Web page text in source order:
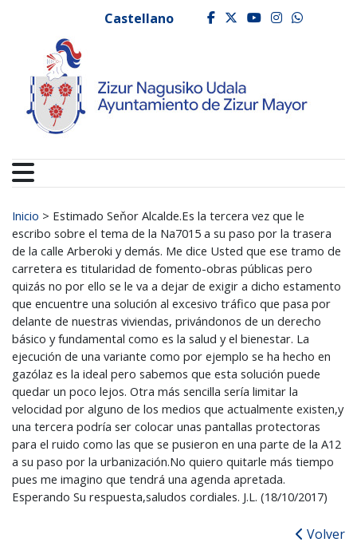
Ayuntamiento de
Castellano facebook
twitter
youtube
Buscar:
Inicio > Estimado Seňor Alcalde.Es la tercera vez que le
escribo sobre el tema de la Na7015 a su paso por la trasera
de la calle Arberoki y demás. Me dice Usted que ese tramo de
carretera es titularidad de fomento-obras públicas pero
quizás no por ello se le va a dejar de exigir a dicho estamento
que encuentre una solución al excesivo tráfico que pasa por
delante de nuestras viviendas, privándonos de un derecho
básico y fundamental como es la salud y el bienestar. La
ejecución de una variante como por ejemplo se ha hecho en
gazólaz es la ideal pero sabemos que esta solución puede
quedar un poco lejos. Otra más sencilla sería limitar la
velocidad por alguno de los medios que actualmente existen,y
una tercera podría ser colocar unas pantallas protectoras
para el ruido como las que se pusieron en una parte de la A12
a su paso por la urbanización.No quiero quitarle más tiempo
pues me imagino que tendrá una agenda apretada.
Esperando Su respuesta,saludos cordiales. J.L. (18/10/2017)
Volver